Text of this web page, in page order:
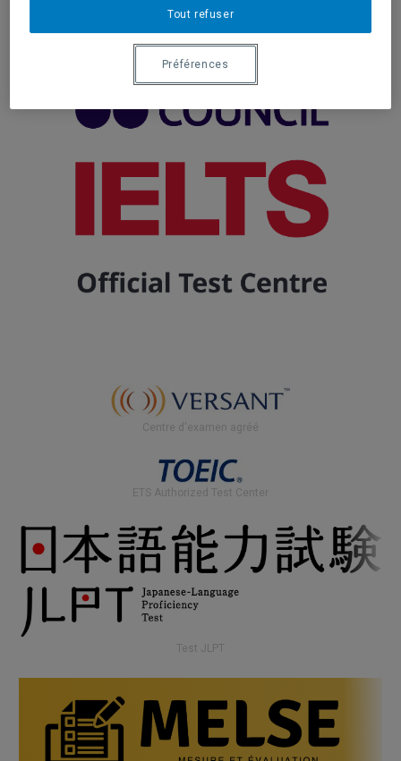
Centre d'examen agréé
ETS Authorized Test Center
Test JLPT
Tout refuser
Préférences